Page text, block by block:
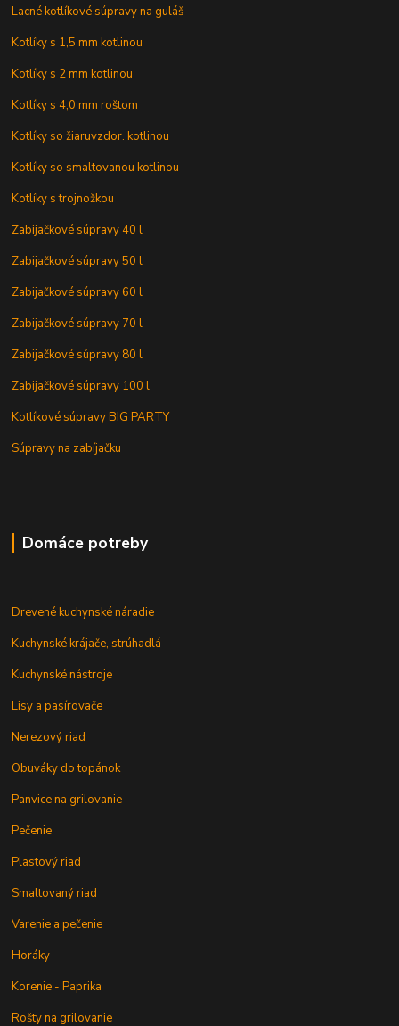
Lacné kotlíkové súpravy na guláš
Kotlíky s 1,5 mm kotlinou
Kotlíky s 2 mm kotlinou
Kotlíky s 4,0 mm roštom
Kotlíky so žiaruvzdor. kotlinou
Kotlíky so smaltovanou kotlinou
Kotlíky s trojnožkou
Zabijačkové súpravy 40 l
Zabijačkové súpravy 50 l
Zabijačkové súpravy 60 l
Zabijačkové súpravy 70 l
Zabijačkové súpravy 80 l
Zabijačkové súpravy 100 l
Kotlíkové súpravy BIG PARTY
Súpravy na zabíjačku
Domáce potreby
Drevené kuchynské náradie
Kuchynské krájače, strúhadlá
Kuchynské nástroje
Lisy a pasírovače
Nerezový riad
Obuváky do topánok
Panvice na grilovanie
Pečenie
Plastový riad
Smaltovaný riad
Varenie a pečenie
Horáky
Korenie - Paprika
Rošty na grilovanie